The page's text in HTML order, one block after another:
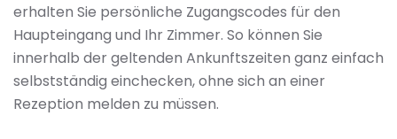
erhalten Sie persönliche Zugangscodes für den
Haupteingang und Ihr Zimmer. So können Sie
innerhalb der geltenden Ankunftszeiten ganz einfach
selbstständig einchecken, ohne sich an einer
Rezeption melden zu müssen.